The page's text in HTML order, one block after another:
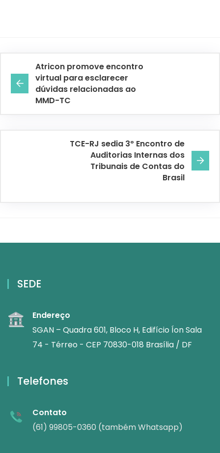
Atricon promove encontro
virtual para esclarecer
dúvidas relacionadas ao
MMD-TC
TCE-RJ sedia 3º Encontro de
Auditorias Internas dos
Tribunais de Contas do
Brasil
SEDE
Endereço
SGAN – Quadra 601, Bloco H, Edifício Íon Sala
74 - Térreo - CEP 70830-018 Brasília / DF
Telefones
Contato
(61) 99805-0360 (também Whatsapp)